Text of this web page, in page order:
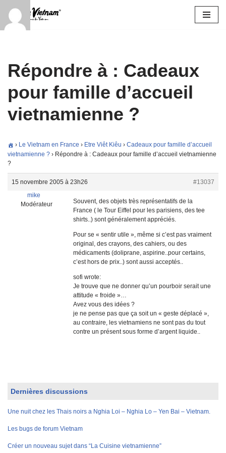
Aller
Répondre à : Cadeaux
pour famille d’accueil
vietnamienne ?
› Le Vietnam en France › Etre Viêt Kiêu › Cadeaux pour famille d’accueil
vietnamienne ? › Répondre à : Cadeaux pour famille d’accueil vietnamienne
?
15 novembre 2005 à 23h26
#13037
mike
Modérateur
Souvent, des objets très représentatifs de la
France ( le Tour Eiffel pour les parisiens, des tee
shirts..) sont généralement appréciés.
Pour se « sentir utile », même si c’est pas vraiment
original, des crayons, des cahiers, ou des
médicaments (doliprane, aspirine..pour certains,
c’est hors de prix..) sont aussi acceptés..
sofi wrote:
Je trouve que ne donner qu’un pourboir serait une
attitude « froide »…
Avez vous des idées ?
je ne pense pas que ça soit un « geste déplacé »,
au contraire, les vietnamiens ne sont pas du tout
contre un présent sous forme d’argent liquide..
Dernières discussions
Une nuit chez les Thais noirs a Nghia Loi – Nghia Lo – Yen Bai – Vietnam.
Les bugs de forum Vietnam
Créer un nouveau sujet dans “La Cuisine vietnamienne”